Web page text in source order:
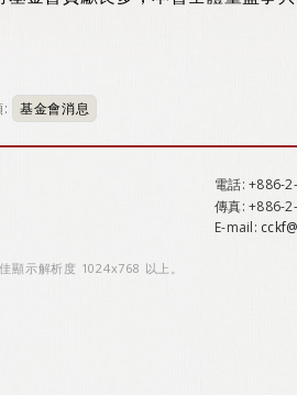
: 基金會消息
電話: +886-
傳真: +886-
E-mail:
示解析度 1024x768 以上。